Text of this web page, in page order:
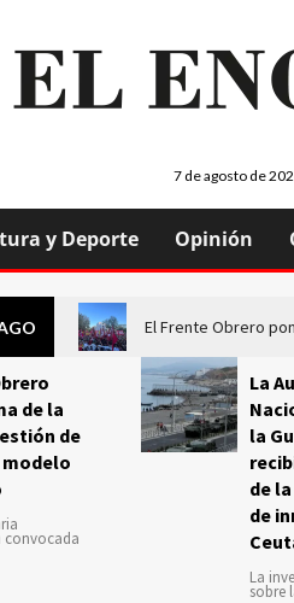
7 de agosto de
y Deporte Opinión
El Frente Obrero
de la
de
modelo
convocada
La
la
de
de
La
sobre